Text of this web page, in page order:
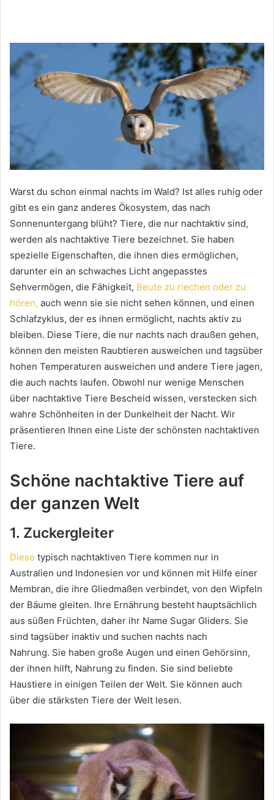
Warst du schon einmal nachts im Wald? Ist alles ruhig oder
gibt es ein ganz anderes Ökosystem, das nach
Sonnenuntergang blüht? Tiere, die nur nachtaktiv sind,
werden als nachtaktive Tiere bezeichnet. Sie haben
spezielle Eigenschaften, die ihnen dies ermöglichen,
darunter ein an schwaches Licht angepasstes
Sehvermögen, die Fähigkeit, Beute zu riechen oder zu
hören, auch wenn sie sie nicht sehen können, und einen
Schlafzyklus, der es ihnen ermöglicht, nachts aktiv zu
bleiben. Diese Tiere, die nur nachts nach draußen gehen,
können den meisten Raubtieren ausweichen und tagsüber
hohen Temperaturen ausweichen und andere Tiere jagen,
die auch nachts laufen. Obwohl nur wenige Menschen
über nachtaktive Tiere Bescheid wissen, verstecken sich
wahre Schönheiten in der Dunkelheit der Nacht. Wir
präsentieren Ihnen eine Liste der schönsten nachtaktiven
Tiere.
Schöne nachtaktive Tiere auf
der ganzen Welt
1. Zuckergleiter
Diese typisch nachtaktiven Tiere kommen nur in
Australien und Indonesien vor und können mit Hilfe einer
Membran, die ihre Gliedmaßen verbindet, von den Wipfeln
der Bäume gleiten. Ihre Ernährung besteht hauptsächlich
aus süßen Früchten, daher ihr Name Sugar Gliders. Sie
sind tagsüber inaktiv und suchen nachts nach
Nahrung. Sie haben große Augen und einen Gehörsinn,
der ihnen hilft, Nahrung zu finden. Sie sind beliebte
Haustiere in einigen Teilen der Welt. Sie können auch
über die stärksten Tiere der Welt lesen.